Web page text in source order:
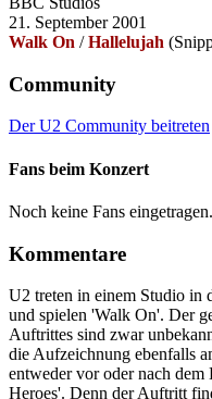
21. September 2001
Walk On /Hallelujah
Community
Der U2 Community beitreten
Fans beim Konzert
Noch keine Fans eingetragen.
Kommentare
U2 treten in einem Studio in
und spielen 'Walk On'. Der
Auftrittes sind zwar
die Aufzeichnung ebenfalls
entweder vor oder nach
Heroes'. Denn der Auftritt